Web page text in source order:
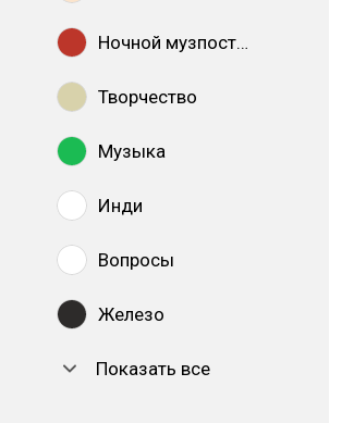
Ночной музпостинг
Творчество
Музыка
Инди
Вопросы
Железо
Показать все